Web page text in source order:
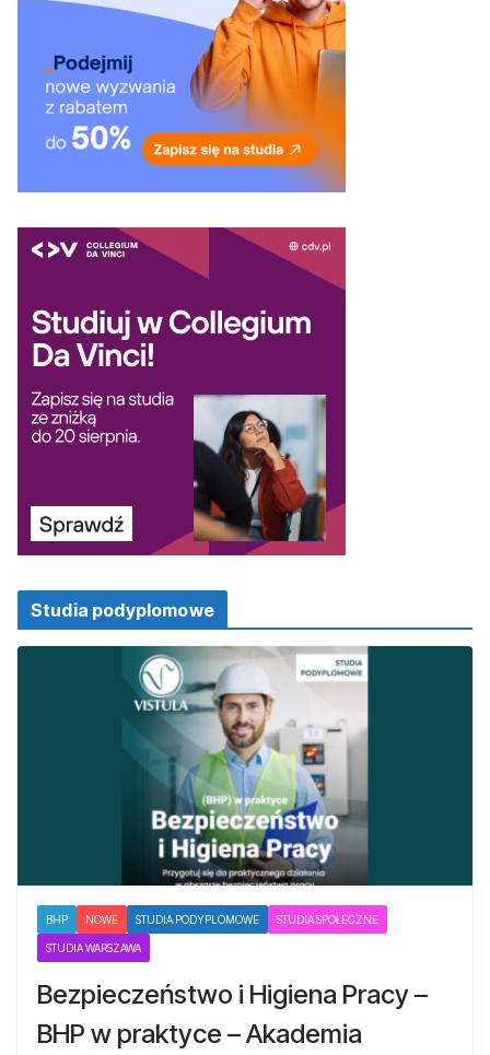
Studia podyplomowe
BHP NOWE STUDIA PODYPLOMOWE STUDIA SPOŁECZNE
STUDIA WARSZAWA
Bezpieczeństwo i Higiena Pracy –
BHP w praktyce – Akademia